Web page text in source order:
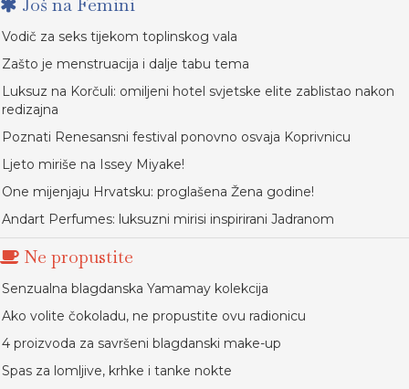
Vodič za seks tijekom toplinskog vala
Zašto je menstruacija i dalje tabu tema
Luksuz na Korčuli: omiljeni hotel svjetske elite zablistao nakon
redizajna
Poznati Renesansni festival ponovno osvaja Koprivnicu
Ljeto miriše na Issey Miyake!
One mijenjaju Hrvatsku: proglašena Žena godine!
Andart Perfumes: luksuzni mirisi inspirirani Jadranom
Ne propustite
Senzualna blagdanska Yamamay kolekcija
Ako volite čokoladu, ne propustite ovu radionicu
4 proizvoda za savršeni blagdanski make-up
Spas za lomljive, krhke i tanke nokte